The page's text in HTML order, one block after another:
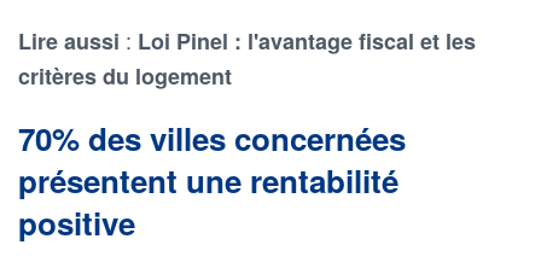
Lire aussi : Loi Pinel : l'avantage fiscal et les
critères du logement
70% des villes concernées
présentent une rentabilité
positive